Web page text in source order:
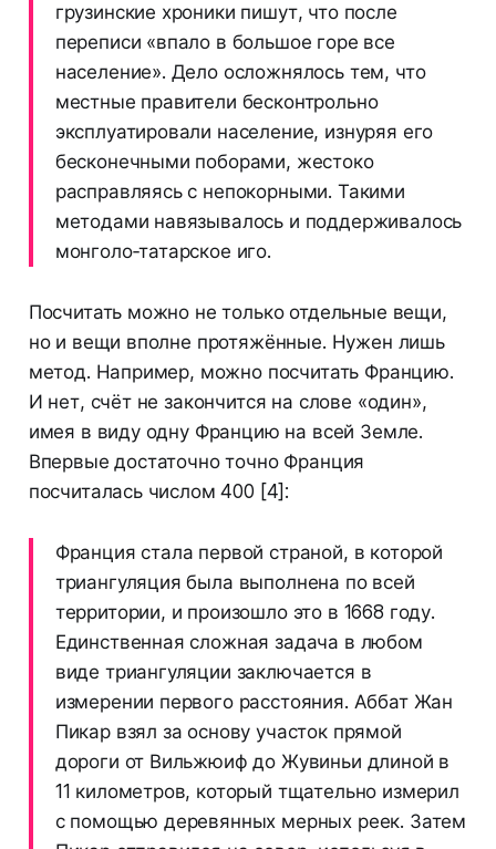
грузинские хроники пишут, что после
переписи «впало в большое горе все
население». Дело осложнялось тем, что
местные правители бесконтрольно
эксплуатировали население, изнуряя его
бесконечными поборами, жестоко
расправляясь с непокорными. Такими
методами навязывалось и поддерживалось
монголо‐татарское иго.
Посчитать можно не только отдельные вещи,
но и вещи вполне протяжённые. Нужен лишь
метод. Например, можно посчитать Францию.
И нет, счёт не закончится на слове «один»,
имея в виду одну Францию на всей Земле.
Впервые достаточно точно Франция
посчиталась числом 400 [4]:
Франция стала первой страной, в которой
триангуляция была выполнена по всей
территории, и произошло это в 1668 году.
Единственная сложная задача в любом
виде триангуляции заключается в
измерении первого расстояния. Аббат Жан
Пикар взял за основу участок прямой
дороги от Вильжюиф до Жувиньи длиной в
11 километров, который тщательно измерил
с помощью деревянных мерных реек. Затем